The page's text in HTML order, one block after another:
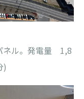
ネル。発電量 1,8
)